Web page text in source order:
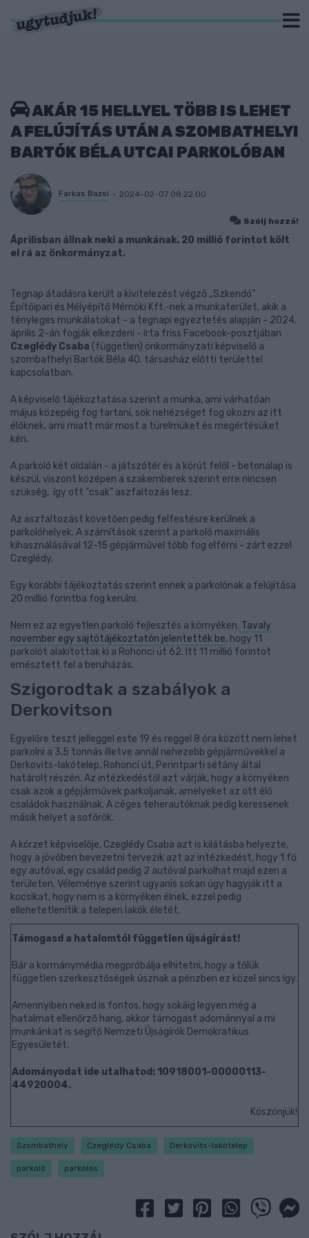
AKÁR 15 HELLYEL TÖBB IS LEHET
A FELÚJÍTÁS UTÁN A SZOMBATHELYI
BARTÓK BÉLA UTCAI PARKOLÓBAN
Farkas Bazsi 2024-02-07 08:22:00
Szólj hozzá!
Áprilisban állnak neki a munkának. 20 millió forintot költ
el rá az önkormányzat.
Tegnap átadásra került a kivitelezést végző „Szkendó”
Építőipari és Mélyépítő Mérnöki Kft.-nek a munkaterület, akik a
tényleges munkálatokat - a tegnapi egyeztetés alapján - 2024.
április 2-án fogják elkezdeni - írta friss Facebook-posztjában
Czeglédy Csaba (független) önkormányzati képviselő a
szombathelyi Bartók Béla 40. társasház előtti területtel
kapcsolatban.
A képviselő tájékoztatása szerint a munka, ami várhatóan
május közepéig fog tartani, sok nehézséget fog okozni az itt
élőknek, ami miatt már most a türelmüket és megértésüket
kéri.
A parkoló két oldalán - a játszótér és a körút felől - betonalap is
készül, viszont középen a szakemberek szerint erre nincsen
szükség, így ott "csak" aszfaltozás lesz.
Az aszfaltozást követően pedig felfestésre kerülnek a
parkolóhelyek. A számítások szerint a parkoló maximális
kihasználásával 12-15 gépjárművel több fog elférni - zárt ezzel
Czeglédy.
Egy korábbi tájékoztatás szerint ennek a parkolónak a felújítása
20 millió forintba fog kerülni.
Nem ez az egyetlen parkoló fejlesztés a környéken. Tavaly
november egy sajtótájékoztatón jelentették be, hogy 11
parkolót alakítottak ki a Rohonci út 62. Itt 11 millió forintot
emésztett fel a beruházás.
Szigorodtak a szabályok a
Derkovitson
Egyelőre teszt jelleggel este 19 és reggel 8 óra között nem lehet
parkolni a 3,5 tonnás illetve annál nehezebb gépjárművekkel a
Derkovits-lakótelep, Rohonci út, Perintparti sétány által
határolt részén. Az intézkedéstől azt várják, hogy a környéken
csak azok a gépjárművek parkoljanak, amelyeket az ott élő
családok használnak. A céges teherautóknak pedig keressenek
másik helyet a sofőrök.
A körzet képviselője, Czeglédy Csaba azt is kilátásba helyezte,
hogy a jövőben bevezetni tervezik azt az intézkedést, hogy 1 fő
egy autóval, egy család pedig 2 autóval parkolhat majd ezen a
területen. Véleménye szerint ugyanis sokan úgy hagyják itt a
kocsikat, hogy nem is a környéken élnek, ezzel pedig
ellehetetlenítik a telepen lakók életét.
Támogasd a hatalomtól független újságírást!
Bár a kormánymédia megpróbálja elhitetni, hogy a tőlük
független szerkesztőségek úsznak a pénzben ez közel sincs így.
Amennyiben neked is fontos, hogy sokáig legyen még a
hatalmat ellenőrző hang, akkor támogast adománnyal a mi
munkánkat is segítő Nemzeti Újságírók Demokratikus
Egyesületét.
Adományodat ide utalhatod: 10918001-00000113-
44920004.
Köszönjük!
Szombathely Czeglédy Csaba Derkovits-lakótelep
parkoló parkolás